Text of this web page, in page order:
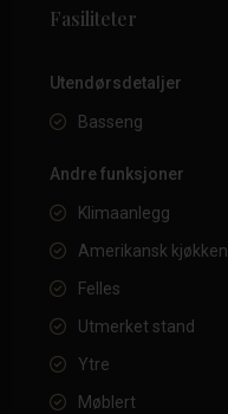
Fasiliteter
Utendørsdetaljer
Basseng
Andre funksjoner
Klimaanlegg
Amerikansk kjøkken
Felles
Utmerket stand
Ytre
Møblert